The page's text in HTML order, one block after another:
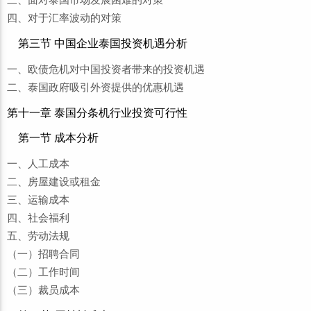
四、对于汇率波动的对策
第三节 中国企业泰国投资机遇分析
一、欧债危机对中国投资者带来的投资机遇
二、泰国政府吸引外资提供的优惠机遇
第十一章 泰国分条机行业投资可行性
第一节 成本分析
一、人工成本
二、房屋建设或租金
三、运输成本
四、社会福利
五、劳动法规
（一）招聘合同
（二）工作时间
（三）裁员成本